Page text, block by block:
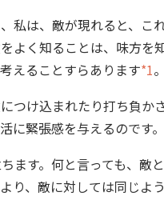
私は、敵が現れると、こ
よく知ることは、味方を
えることすらあります*1。
つけ込まれたり打ち負か
に緊張感を与えるのです。
す。何と言っても、敵
り、敵に対しては同じよ